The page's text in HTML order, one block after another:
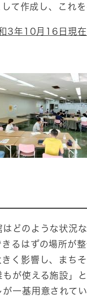
て作成し、これを
3年10月16日現
どのような状況
るはずの場所が
く影響し、まち
が使える施設
一基用意されて